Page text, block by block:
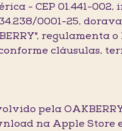
- CEP 01.441-
0001-25,
regulamenta o
cláusulas,
pela
na Apple Store